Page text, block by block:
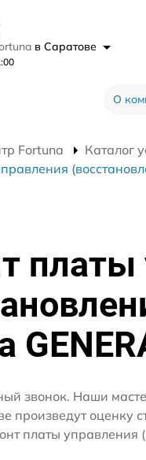
в Саратове
О
Fortuna Каталог
платы
звонок. Наши
произведут оценку
платы управления